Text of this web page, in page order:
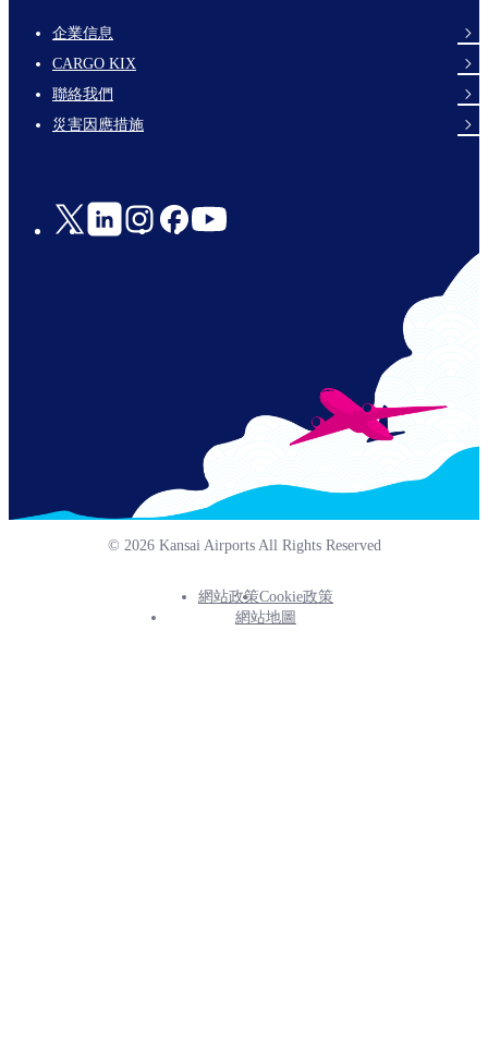
footer-
links-
en-
企業信息
CARGO KIX
聯絡我們
災害因應措施
Social
© 2026 Kansai Airports All Rights Reserved
Footer
網站政策Cookie政策
網站地圖